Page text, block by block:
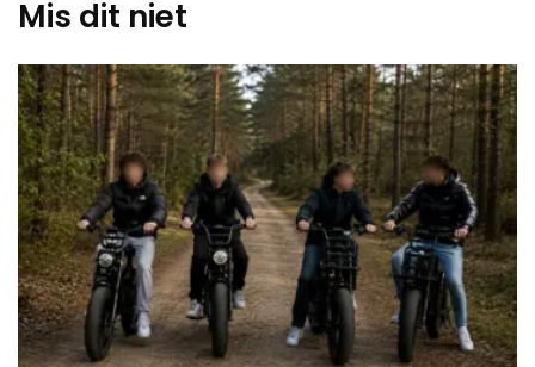
Mis dit niet